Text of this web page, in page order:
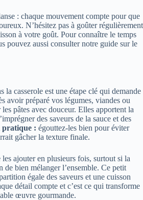
: chaque mouvement compte pour que
N’hésitez pas à goûter régulièrement
à votre goût. Pour connaître le temps
pouvez aussi consulter notre guide sur le
la casserole est une étape clé qui demande
avoir préparé vos légumes, viandes ou
pâtes avec douceur. Elles apportent la
des saveurs de la sauce et des
pratique : égouttez-les bien pour éviter
gâcher la texture finale.
ajouter en plusieurs fois, surtout si la
de bien mélanger l’ensemble. Ce petit
égale des saveurs et une cuisson
détail compte et c’est ce qui transforme
œuvre gourmande.